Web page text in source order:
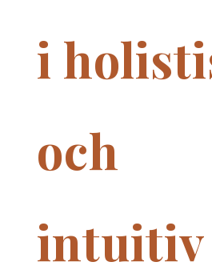
i
och
intuitiv